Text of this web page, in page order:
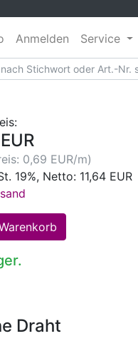
Anmelden Service
0,69 EUR/m)
19%, Netto: 11,64 EUR
Draht